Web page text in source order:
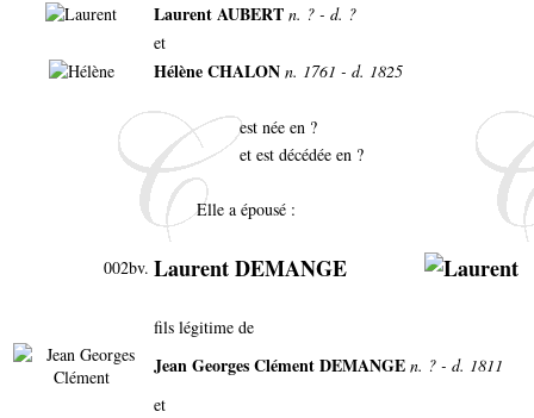
Laurent AUBERT n. ? - d. ?
et
Hélène CHALON n. 1761 - d. 1825
est née en ?
et est décédée en ?
Elle a épousé :
002bv. Laurent DEMANGE
fils légitime de
Jean Georges Clément DEMANGE n. ? - d. 1811
et